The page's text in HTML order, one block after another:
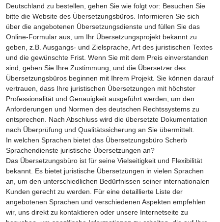
Deutschland zu bestellen, gehen Sie wie folgt vor: Besuchen Sie
bitte die Website des Übersetzungsbüros. Informieren Sie sich
über die angebotenen Übersetzungsdienste und füllen Sie das
Online-Formular aus, um Ihr Übersetzungsprojekt bekannt zu
geben, z.B. Ausgangs- und Zielsprache, Art des juristischen Textes
und die gewünschte Frist. Wenn Sie mit dem Preis einverstanden
sind, geben Sie Ihre Zustimmung, und die Übersetzer des
Übersetzungsbüros beginnen mit Ihrem Projekt. Sie können darauf
vertrauen, dass Ihre juristischen Übersetzungen mit höchster
Professionalität und Genauigkeit ausgeführt werden, um den
Anforderungen und Normen des deutschen Rechtssystems zu
entsprechen. Nach Abschluss wird die übersetzte Dokumentation
nach Überprüfung und Qualitätssicherung an Sie übermittelt.
In welchen Sprachen bietet das Übersetzungsbüro Scherb
Sprachendienste juristische Übersetzungen an?
Das Übersetzungsbüro ist für seine Vielseitigkeit und Flexibilität
bekannt. Es bietet juristische Übersetzungen in vielen Sprachen
an, um den unterschiedlichen Bedürfnissen seiner internationalen
Kunden gerecht zu werden. Für eine detaillierte Liste der
angebotenen Sprachen und verschiedenen Aspekten empfehlen
wir, uns direkt zu kontaktieren oder unsere Internetseite zu